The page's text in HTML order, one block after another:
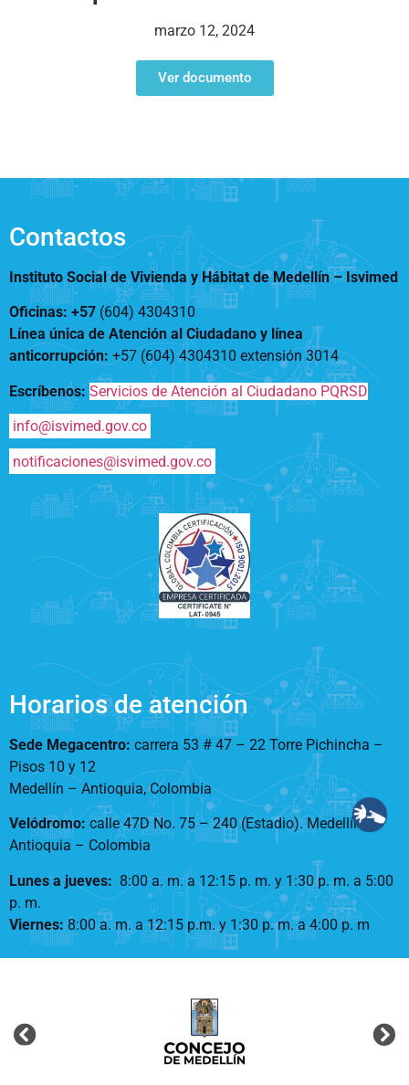
Vivienda
Vivienda Nueva
Acompañamiento Social
Directorio de servidores
Encuesta de Percepción
A+ A A-
Tamaño de la
fuente
Contraste
Centro de relevo
Más Información sobre Accesibilidad
marzo 12, 2024
Ver documento
Contactos
Instituto Social de Vivienda y Hábitat de Medellín –Isvimed
Oficinas: +57 (604) 4304310
Línea única de Atención al Ciudadano y línea
anticorrupción: +57 (604) 4304310 extensión3014
Escríbenos: Servicios de Atención al Ciudadano PQRSD
info@isvimed.gov.co
notificaciones@isvimed.gov.co
Horarios de atención
Sede Megacentro: carrera 53 # 47 – 22 Torre Pichincha –
Pisos 10 y 12
Medellín – Antioquia, Colombia
Velódromo: calle 47D No. 75 – 240 (Estadio). Medellín –
Antioquia – Colombia
Lunes a jueves: 8:00 a. m. a 12:15 p. m. y 1:30 p. m. a 5:00
p. m.
Viernes:8:00 a. m. a 12:15 p.m. y 1:30 p. m. a 4:00 p. m